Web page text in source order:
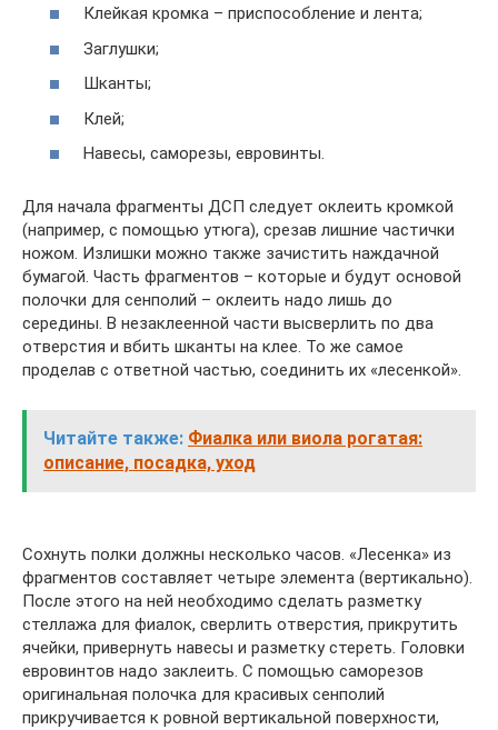
Клейкая кромка – приспособление и лента;
Заглушки;
Шканты;
Клей;
Навесы, саморезы, евровинты.
Для начала фрагменты ДСП следует оклеить кромкой
(например, с помощью утюга), срезав лишние частички
ножом. Излишки можно также зачистить наждачной
бумагой. Часть фрагментов – которые и будут основой
полочки для сенполий – оклеить надо лишь до
середины. В незаклеенной части высверлить по два
отверстия и вбить шканты на клее. То же самое
проделав с ответной частью, соединить их «лесенкой».
Читайте также: Фиалка или виола рогатая:
описание, посадка, уход
Сохнуть полки должны несколько часов. «Лесенка» из
фрагментов составляет четыре элемента (вертикально).
После этого на ней необходимо сделать разметку
стеллажа для фиалок, сверлить отверстия, прикрутить
ячейки, привернуть навесы и разметку стереть. Головки
евровинтов надо заклеить. С помощью саморезов
оригинальная полочка для красивых сенполий
прикручивается к ровной вертикальной поверхности,